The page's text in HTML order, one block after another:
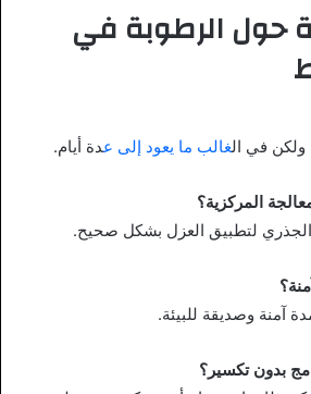
حول الرطوبة في
في الغالب ما يعود إلى عدة أيام.
المركزية؟
الجذري لتطبيق العزل بشكل صحيح.
آمنة وصديقة للبيئة.
بدون تكسير؟